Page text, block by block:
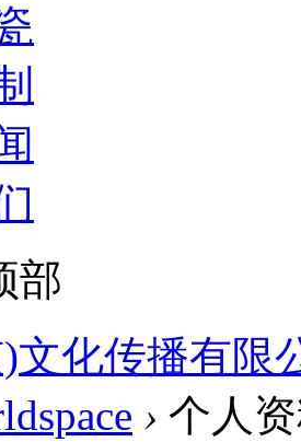
部
文化传播有限
› 个人